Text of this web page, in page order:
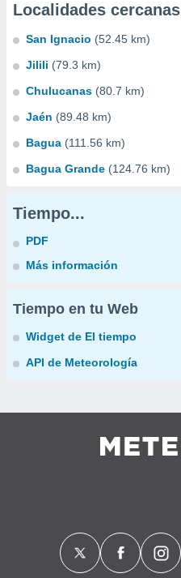
Localidades cercanas
San Ignacio (52.45 km)
Jilili (79.3 km)
Chulucanas (80.7 km)
Jaén (89.48 km)
Bagua (111.56 km)
Bagua Grande (124.76 km)
Tiempo...
PDF
Más información
Tiempo en tu Web
Widget de El tiempo
API de Meteorología